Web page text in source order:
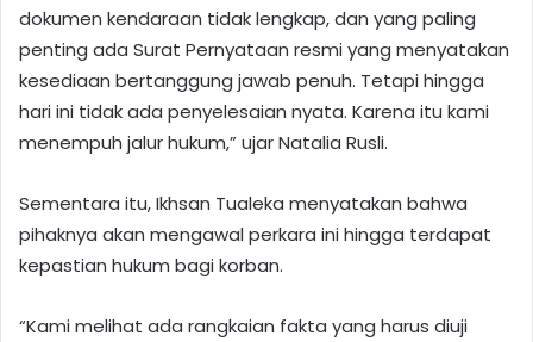
dokumen kendaraan tidak lengkap, dan yang paling
penting ada Surat Pernyataan resmi yang menyatakan
kesediaan bertanggung jawab penuh. Tetapi hingga
hari ini tidak ada penyelesaian nyata. Karena itu kami
menempuh jalur hukum,” ujar Natalia Rusli.
Sementara itu, Ikhsan Tualeka menyatakan bahwa
pihaknya akan mengawal perkara ini hingga terdapat
kepastian hukum bagi korban.
“Kami melihat ada rangkaian fakta yang harus diuji